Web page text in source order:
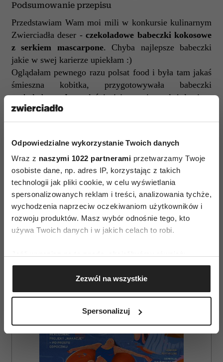
Odpowiedzialne wykorzystanie Twoich danych
Wraz z naszymi 1022 partnerami przetwarzamy Twoje
osobiste dane, np. adres IP, korzystając z takich
technologii jak pliki cookie, w celu wyświetlania
spersonalizowanych reklam i treści, analizowania tychże,
wychodzenia naprzeciw oczekiwaniom użytkowników i
rozwoju produktów. Masz wybór odnośnie tego, kto
używa Twoich danych i w jakich celach to robi.
Gromadzić dane dotyczące Twojej lokalizacji
geograficznej z dokładnością nawet do kilku metrów
Identyfikować Twoje urządzenie, aktywnie
(fingerprinting, czyli wirtualny odcisk palca)
dane są przetwarzane oraz ustaw własne preferencje w
sekcji szczegółów. W Deklaracji plików cookie możesz
Zezwól na wszystkie
Spersonalizuj
Podsumowanie przepisu
Przedstawiam Wam moi mili w konkursie kulinarnym
Zwierciadła deser -czekoladowe babeczki kokosowe
z serkiem mascarpone. Chyba najlepsze babeczki
jakie w swej karierze upiekłam :)
Oglądałam pewnego razu polsat food i była tam jakaś
śmieszna kobitka, przygotowywała babeczki
czekoladowe. I to właśnie jej przepis posłużył mi za
inspirację - część składników wymieniłam, proporcje
pozmieniałam i tak oto powstała receptura idealna ;)
AUTOPROMOCJA